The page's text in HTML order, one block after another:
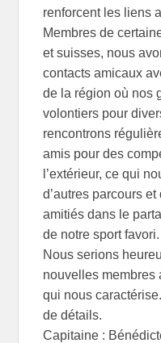
renforcent les liens
Membres de
et suisses, nous
contacts amicaux
de la région où nos
volontiers pour
rencontrons
amis pour des
l’extérieur, ce qui
d’autres parcours
amitiés dans le
de notre sport favori.
Nous serions
nouvelles membres
qui nous
de détails.
Capitaine :